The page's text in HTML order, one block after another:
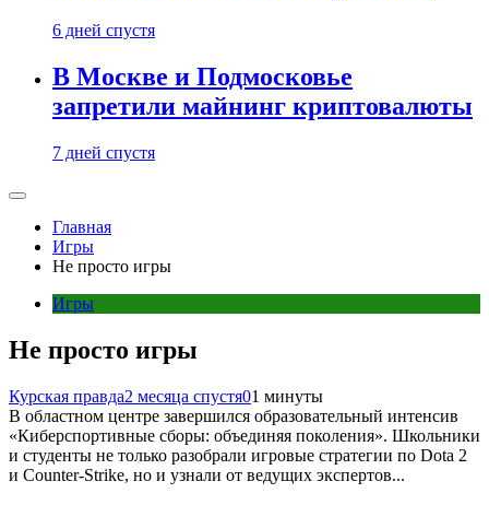
6 дней спустя
В Москве и Подмосковье
запретили майнинг криптовалюты
7 дней спустя
Главная
Игры
Не просто игры
Игры
Не просто игры
Курская правда2 месяца спустя01 минуты
В областном центре завершился образовательный интенсив
«Киберспортивные сборы: объединяя поколения». Школьники
и студенты не только разобрали игровые стратегии по Dota 2
и Counter-Strike, но и узнали от ведущих экспертов...